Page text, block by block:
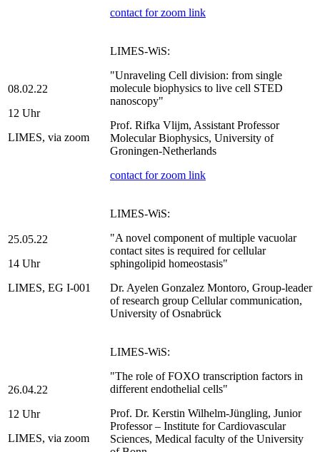
contact for zoom link
08.02.22
12 Uhr
LIMES, via zoom
LIMES-WiS:
"Unraveling Cell division: from single
molecule biophysics to live cell STED
nanoscopy"
Prof. Rifka Vlijm, Assistant Professor
Molecular Biophysics, University of
Groningen-Netherlands
contact for zoom link
25.05.22
14 Uhr
LIMES, EG I-001
LIMES-WiS:
"A novel component of multiple vacuolar
contact sites is required for cellular
sphingolipid homeostasis"
Dr. Ayelen Gonzalez Montoro, Group-leader
of research group Cellular communication,
University of Osnabrück
26.04.22
12 Uhr
LIMES, via zoom
LIMES-WiS:
"The role of FOXO transcription factors in
different endothelial cells"
Prof. Dr. Kerstin Wilhelm-Jüngling, Junior
Professor – Institute for Cardiovascular
Sciences, Medical faculty of the University